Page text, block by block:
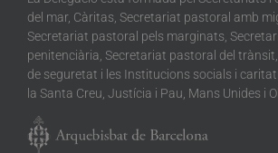
del mar, Càritas, Secretariat pastoral amb
Secretariat pastoral pels marginats,
penitenciària, Secretariat pastoral del
de seguretat i les Institucions socials i
la Santa Creu, Justícia i Pau, Mans Unides i